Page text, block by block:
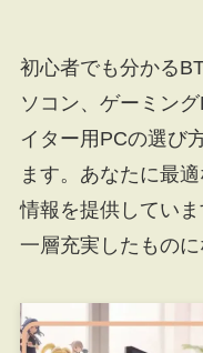
初心者でも分かる
ソコン、ゲーミン
イター用PCの選び
ます。あなたに最
情報を提供してい
一層充実したものに